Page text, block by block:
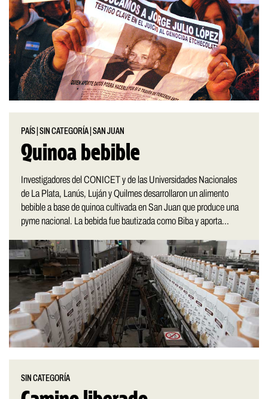
PAÍS |SIN CATEGORÍA |SAN JUAN
Quinoa bebible
Investigadores del CONICET y de las Universidades Nacionales
de La Plata, Lanús, Luján y Quilmes desarrollaron un alimento
bebible a base de quinoa cultivada en San Juan que produce una
pyme nacional. La bebida fue bautizada como Biba y aporta...
SIN CATEGORÍA